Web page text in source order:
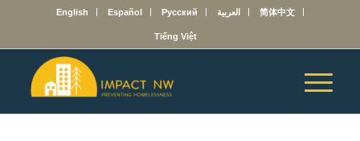
English Español Русский العربية 简体中文
Tiếng Việt